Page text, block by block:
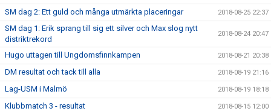
SM dag 2: Ett guld och många utmärkta placeringar 2018-08-25 22:37
SM dag 1: Erik sprang till sig ett silver och Max slog nytt
distriktrekord
2018-08-24 20:47
Hugo uttagen till Ungdomsfinnkampen 2018-08-21 20:38
DM resultat och tack till alla 2018-08-19 21:16
Lag-USM i Malmö 2018-08-19 18:18
Klubbmatch 3 - resultat 2018-08-15 12:00